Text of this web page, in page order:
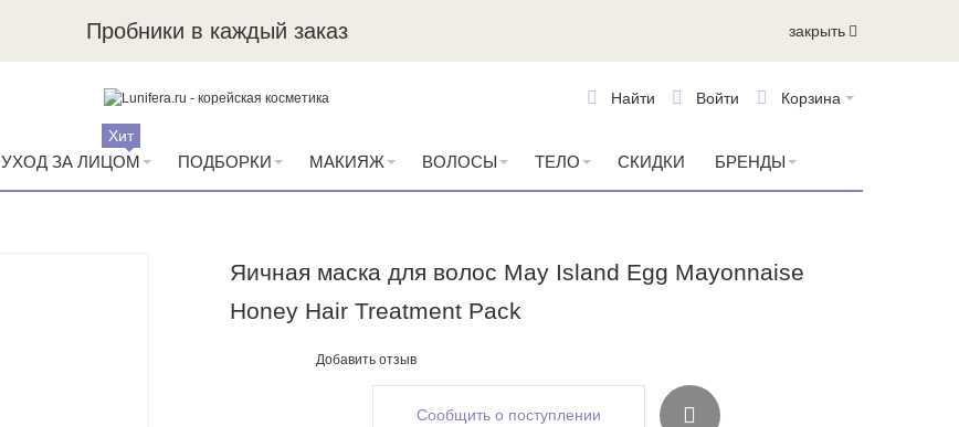
Пробники в каждый заказ закрыть
Корзина
Войти
Найти
УХОД ЗА ЛИЦОМ
Хит
ПОДБОРКИ МАКИЯЖ ВОЛОСЫ ТЕЛО СКИДКИ БРЕНДЫ
Яичная маска для волос May Island Egg Mayonnaise
Honey Hair Treatment Pack
Добавить отзыв
Сообщить о поступлении